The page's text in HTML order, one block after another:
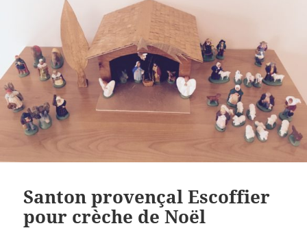
Santon provençal Escoffier
pour crèche de Noël